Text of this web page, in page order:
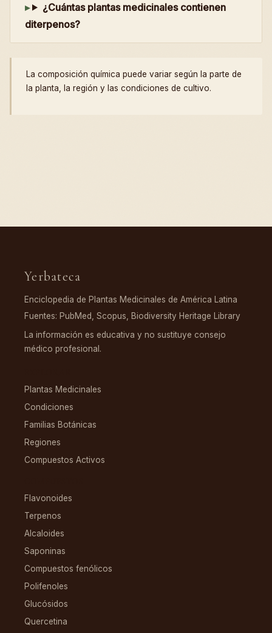
¿Cuántas plantas medicinales contienen
diterpenos?
La composición química puede variar según la parte de
la planta, la región y las condiciones de cultivo.
Yerbateca
Enciclopedia de Plantas Medicinales de América Latina
Fuentes: PubMed, Scopus, Biodiversity Heritage Library
La información es educativa y no sustituye consejo
médico profesional.
Plantas Medicinales
Condiciones
Familias Botánicas
Regiones
Compuestos Activos
Flavonoides
Terpenos
Alcaloides
Saponinas
Compuestos fenólicos
Polifenoles
Glucósidos
Quercetina